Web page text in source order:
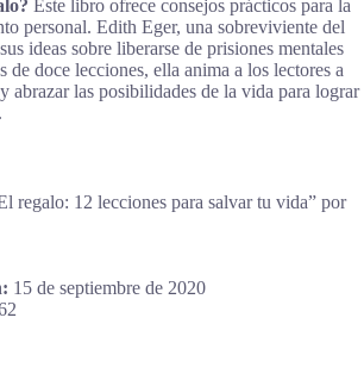
Este libro ofrece consejos prácticos para la
personal. Edith Eger, una sobreviviente del
ideas sobre liberarse de prisiones mentales
de doce lecciones, ella anima a los lectores a
abrazar las posibilidades de la vida para lograr
regalo: 12 lecciones para salvar tu vida” por
15 de septiembre de 2020